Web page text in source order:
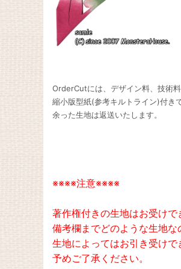
OrderCutには、デザイン料、技術
縮小版型紙(参考キルトライン)付きで
余った生地は返送いたします。
※※※※注意※※※※
著作権付きの生地はお受けで
備考欄までどのような生地な
生地によってはお引き受けで
予めご了承ください。